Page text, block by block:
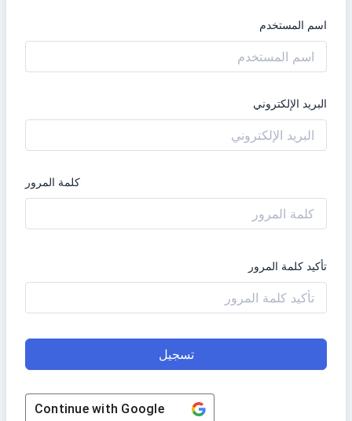
اسم المستخدم
البريد الإلكتروني
كلمة المرور
تأكيد كلمة المرور
تسجيل
Continue with Google